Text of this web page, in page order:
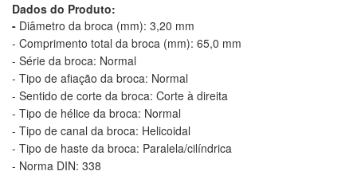
Dados do Produto:
- Diâmetro da broca (mm): 3,20 mm
- Comprimento total da broca (mm): 65,0 mm
- Série da broca: Normal
- Tipo de afiação da broca: Normal
- Sentido de corte da broca: Corte à direita
- Tipo de hélice da broca: Normal
- Tipo de canal da broca: Helicoidal
- Tipo de haste da broca: Paralela/cilíndrica
- Norma DIN: 338